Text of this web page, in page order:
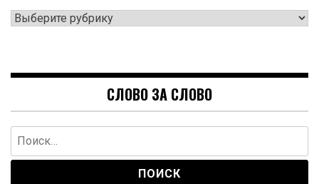
Рубрики
СЛОВО ЗА СЛОВО
Найти: